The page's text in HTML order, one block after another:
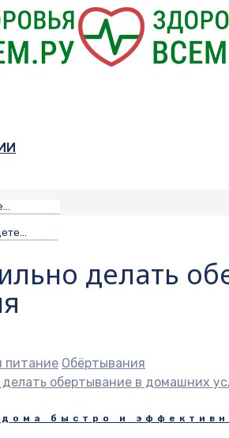
делать
питание Обёртывания
делать обертывание в домашних
быстро и